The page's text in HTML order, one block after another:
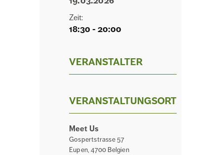
Zeit:
18:30 - 20:00
VERANSTALTER
VERANSTALTUNGSORT
Meet Us
Gospertstrasse 57
Eupen, 4700 Belgien